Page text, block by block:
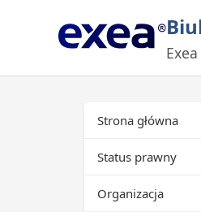
Strona główna
Status prawny
Organizacja